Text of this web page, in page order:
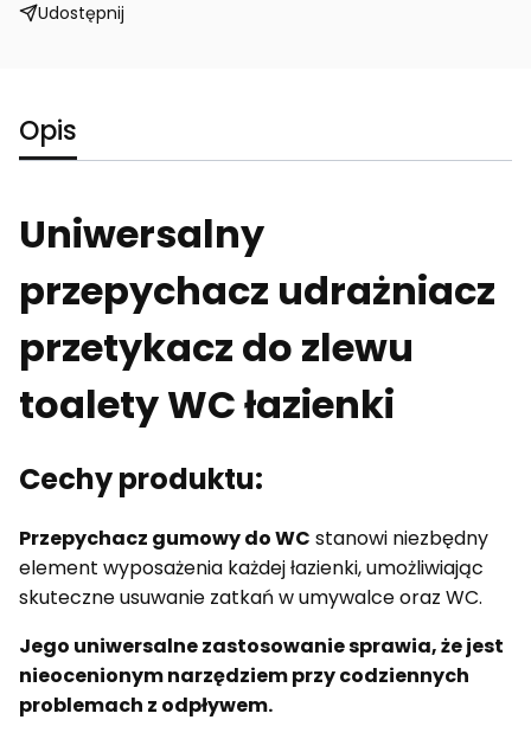
Udostępnij
Opis
Uniwersalny
przepychacz udrażniacz
przetykacz do zlewu
toalety WC łazienki
Cechy produktu:
Przepychacz gumowy do WC stanowi niezbędny
element wyposażenia każdej łazienki, umożliwiając
skuteczne usuwanie zatkań w umywalce oraz WC.
Jego uniwersalne zastosowanie sprawia, że jest
nieocenionym narzędziem przy codziennych
problemach z odpływem.